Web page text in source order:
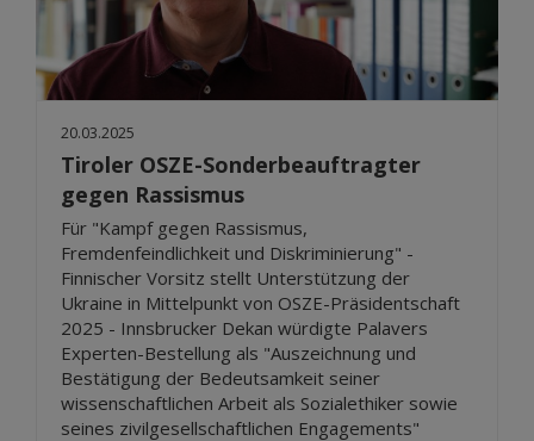
20.03.2025
Tiroler OSZE-Sonderbeauftragter
gegen Rassismus
Für "Kampf gegen Rassismus,
Fremdenfeindlichkeit und Diskriminierung" -
Finnischer Vorsitz stellt Unterstützung der
Ukraine in Mittelpunkt von OSZE-Präsidentschaft
2025 - Innsbrucker Dekan würdigte Palavers
Experten-Bestellung als "Auszeichnung und
Bestätigung der Bedeutsamkeit seiner
wissenschaftlichen Arbeit als Sozialethiker sowie
seines zivilgesellschaftlichen Engagements"